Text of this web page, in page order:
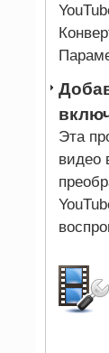
Эта
видео